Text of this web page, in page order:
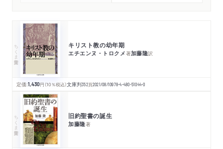
ちくま学芸文庫 キリスト教の幼年期
エチエンヌ・トロクメ著加藤隆訳
定価:1,430円 （10％税込）文庫判352頁2021/08/10978-4-480-51044-0
ちくま学芸文庫 旧約聖書の誕生
加藤隆著